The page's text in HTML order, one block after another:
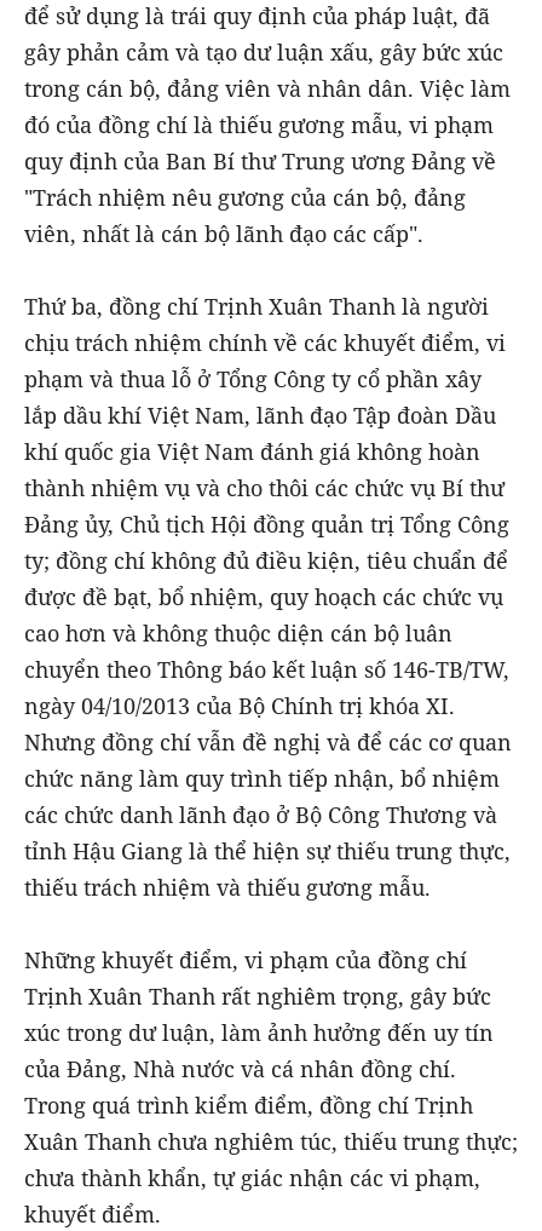
để sử dụng là trái quy định của pháp luật, đã
gây phản cảm và tạo dư luận xấu, gây bức xúc
trong cán bộ, đảng viên và nhân dân. Việc làm
đó của đồng chí là thiếu gương mẫu, vi phạm
quy định của Ban Bí thư Trung ương Đảng về
"Trách nhiệm nêu gương của cán bộ, đảng
viên, nhất là cán bộ lãnh đạo các cấp".
Thứ ba, đồng chí Trịnh Xuân Thanh là người
chịu trách nhiệm chính về các khuyết điểm, vi
phạm và thua lỗ ở Tổng Công ty cổ phần xây
lắp dầu khí Việt Nam, lãnh đạo Tập đoàn Dầu
khí quốc gia Việt Nam đánh giá không hoàn
thành nhiệm vụ và cho thôi các chức vụ Bí thư
Đảng ủy, Chủ tịch Hội đồng quản trị Tổng Công
ty; đồng chí không đủ điều kiện, tiêu chuẩn để
được đề bạt, bổ nhiệm, quy hoạch các chức vụ
cao hơn và không thuộc diện cán bộ luân
chuyển theo Thông báo kết luận số 146-TB/TW,
ngày 04/10/2013 của Bộ Chính trị khóa XI.
Nhưng đồng chí vẫn đề nghị và để các cơ quan
chức năng làm quy trình tiếp nhận, bổ nhiệm
các chức danh lãnh đạo ở Bộ Công Thương và
tỉnh Hậu Giang là thể hiện sự thiếu trung thực,
thiếu trách nhiệm và thiếu gương mẫu.
Những khuyết điểm, vi phạm của đồng chí
Trịnh Xuân Thanh rất nghiêm trọng, gây bức
xúc trong dư luận, làm ảnh hưởng đến uy tín
của Đảng, Nhà nước và cá nhân đồng chí.
Trong quá trình kiểm điểm, đồng chí Trịnh
Xuân Thanh chưa nghiêm túc, thiếu trung thực;
chưa thành khẩn, tự giác nhận các vi phạm,
khuyết điểm.